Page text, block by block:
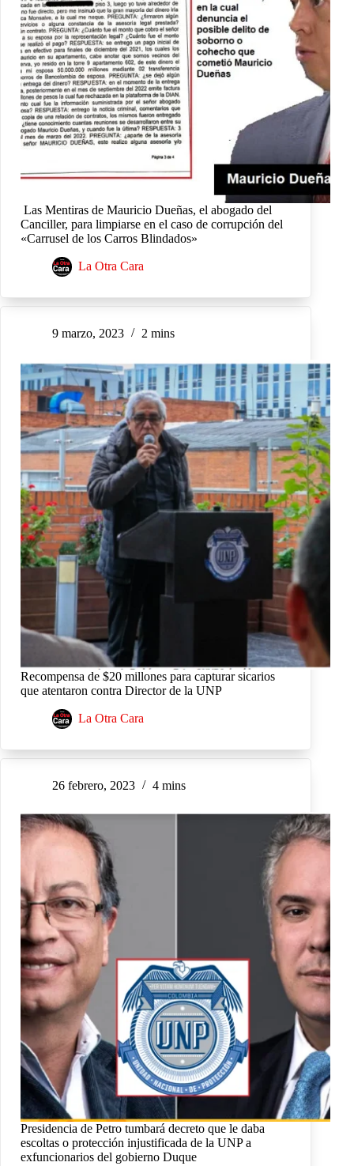
Las Mentiras de Mauricio Dueñas, el abogado del
Canciller, para limpiarse en el caso de corrupción del
«Carrusel de los Carros Blindados»
La Otra Cara
9 marzo, 2023 2 mins
Recompensa de $20 millones para capturar sicarios
que atentaron contra Director de la UNP
La Otra Cara
26 febrero, 2023 4 mins
Presidencia de Petro tumbará decreto que le daba
escoltas o protección injustificada de la UNP a
exfuncionarios del gobierno Duque